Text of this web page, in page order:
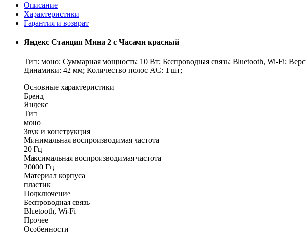
Описание
Характеристики
Гарантия и возврат
Яндекс Станция Мини 2 с Часами красный
Тип: моно; Суммарная мощность: 10 Вт; Беспроводная связь: Bluetooth, Wi-Fi;
Динамики: 42 мм; Количество полос AC: 1 шт;
Основные характеристики
Бренд
Яндекс
Тип
моно
Звук и конструкция
Минимальная воспроизводимая частота
20 Гц
Максимальная воспроизводимая частота
20000 Гц
Материал корпуса
пластик
Подключение
Беспроводная связь
Bluetooth, Wi-Fi
Прочее
Особенности